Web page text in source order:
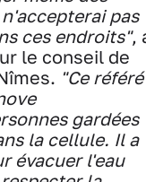
pas
ces endroits",
le conseil de
"Ce référé
gardées
la cellule. Il a
évacuer l'eau